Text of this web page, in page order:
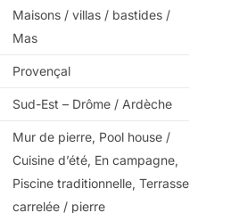
Maisons / villas / bastides /
Mas
Provençal
Sud-Est – Drôme / Ardèche
Mur de pierre, Pool house /
Cuisine d’été, En campagne,
Piscine traditionnelle, Terrasse
carrelée / pierre